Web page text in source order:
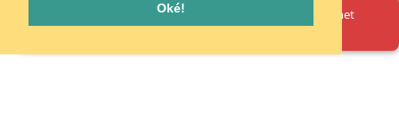
Oké!
Oeps! Er is iets misgegaan. Herlaad de pagina en probeer het
opnieuw.